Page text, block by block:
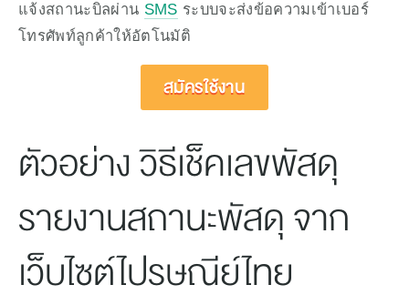
แจ้งสถานะบิลผ่าน SMS ระบบจะส่งข้อความเข้าเบอร์
โทรศัพท์ลูกค้าให้อัตโนมัติ
สมัครใช้งาน
ตัวอย่าง วิธีเช็คเลขพัสดุ
รายงานสถานะพัสดุ จาก
เว็บไซต์ไปรษณีย์ไทย